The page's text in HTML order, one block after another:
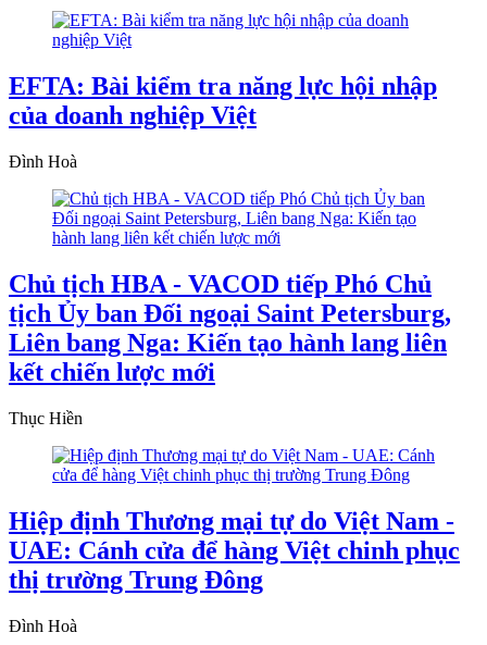
EFTA: Bài kiểm tra năng lực hội nhập
của doanh nghiệp Việt
Đình Hoà
Chủ tịch HBA - VACOD tiếp Phó Chủ
tịch Ủy ban Đối ngoại Saint Petersburg,
Liên bang Nga: Kiến tạo hành lang liên
kết chiến lược mới
Thục Hiền
Hiệp định Thương mại tự do Việt Nam -
UAE: Cánh cửa để hàng Việt chinh phục
thị trường Trung Đông
Đình Hoà